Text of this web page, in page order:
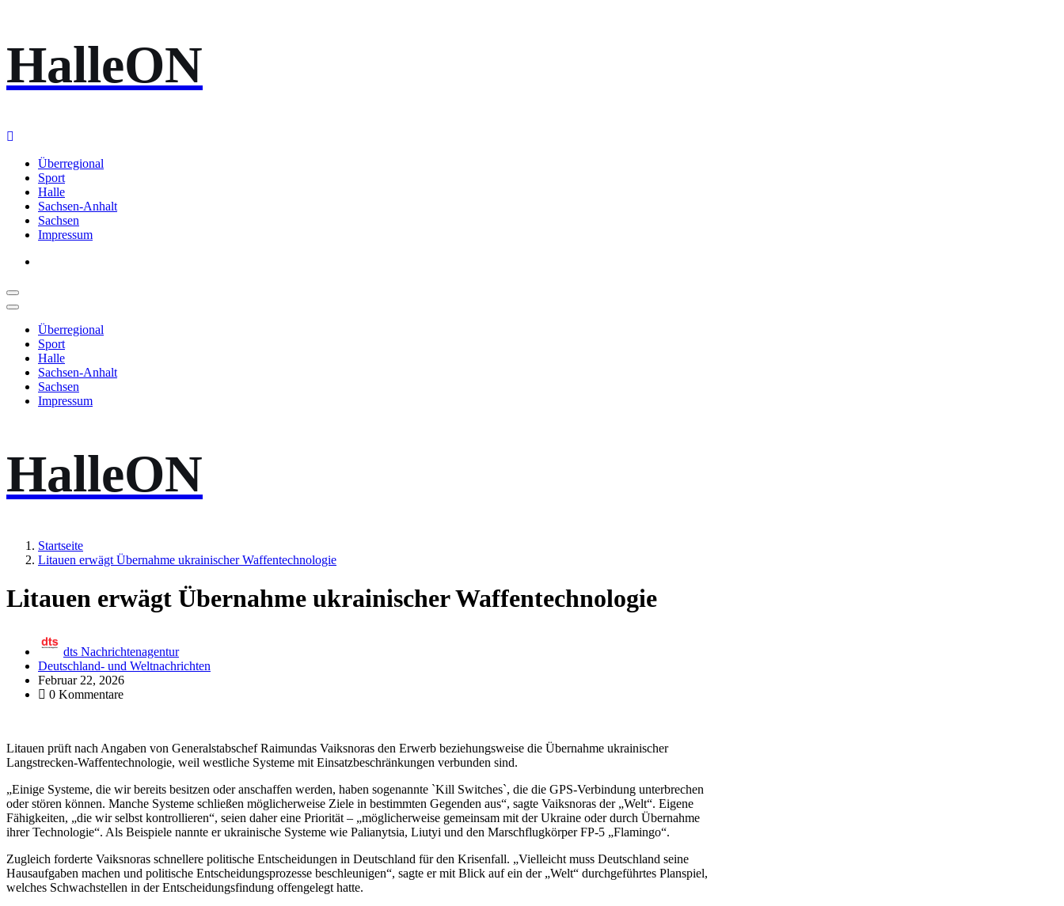
Inhalt
springen
HalleON
Überregional
Sport
Halle
Sachsen-Anhalt
Sachsen
Impressum
Überregional
Sport
Halle
Sachsen-Anhalt
Sachsen
Impressum
HalleON
Startseite
Litauen erwägt Übernahme ukrainischer Waffentechnologie
Litauen erwägt Übernahme ukrainischer Waffentechnologie
dts Nachrichtenagentur
Deutschland- und Weltnachrichten
Februar 22, 2026
0 Kommentare
Litauen prüft nach Angaben von Generalstabschef Raimundas Vaiksnoras den Erwerb beziehungsweise die Übernahme ukrainischer
Langstrecken-Waffentechnologie, weil westliche Systeme mit Einsatzbeschränkungen verbunden sind.
„Einige Systeme, die wir bereits besitzen oder anschaffen werden, haben sogenannte `Kill Switches`, die die GPS-Verbindung unterbrechen
oder stören können. Manche Systeme schließen möglicherweise Ziele in bestimmten Gegenden aus“, sagte Vaiksnoras der „Welt“. Eigene
Fähigkeiten, „die wir selbst kontrollieren“, seien daher eine Priorität – „möglicherweise gemeinsam mit der Ukraine oder durch Übernahme
ihrer Technologie“. Als Beispiele nannte er ukrainische Systeme wie Palianytsia, Liutyi und den Marschflugkörper FP-5 „Flamingo“.
Zugleich forderte Vaiksnoras schnellere politische Entscheidungen in Deutschland für den Krisenfall. „Vielleicht muss Deutschland seine
Hausaufgaben machen und politische Entscheidungsprozesse beschleunigen“, sagte er mit Blick auf ein der „Welt“ durchgeführtes Planspiel,
welches Schwachstellen in der Entscheidungsfindung offengelegt hatte.